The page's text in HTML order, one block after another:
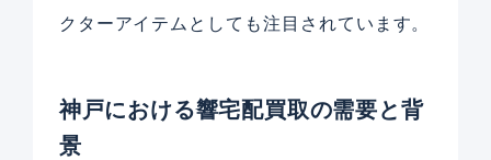
クターアイテムとしても注目されています。
神戸における響宅配買取の需要と背
景